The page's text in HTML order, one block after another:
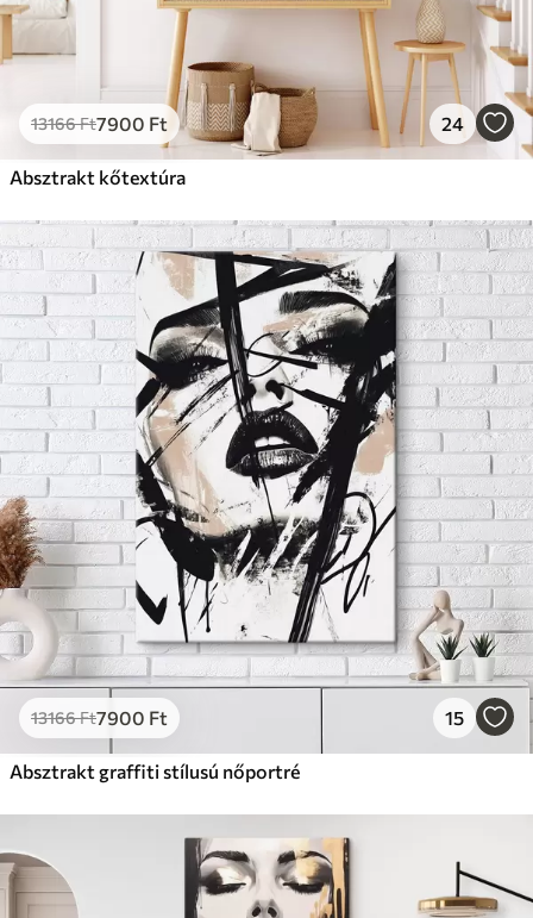
13166Ft7900 Ft 24
Absztrakt kőtextúra
13166Ft7900 Ft 15
Absztrakt graffiti stílusú nőportré